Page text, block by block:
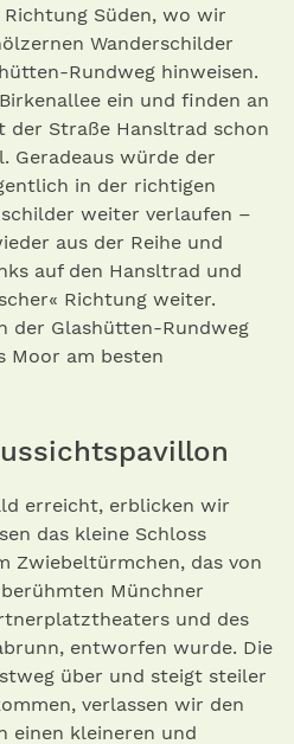
Süden, wo wir
Wanderschilder
Rundweg hinweisen.
ein und finden an
der Straße Hansltrad schon
Geradeaus würde der
in der richtigen
weiter verlaufen –
aus der Reihe und
auf den Hansltrad und
Richtung weiter.
der Glashütten-Rundweg
Moor am besten
erreicht, erblicken wir
das kleine Schloss
Zwiebeltürmchen, das von
Münchner
und des
entworfen wurde. Die
über und steigt steiler
verlassen wir den
einen kleineren und